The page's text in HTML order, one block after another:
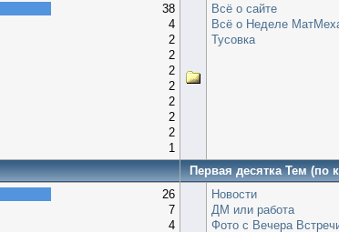
38
4
2
2
2
2
2
2
2
1
Всё о сайте
Всё о Неделе
Тусовка
Первая десятка Тем (по
26
7
4
Новости
ДМ или работа
Фото с Вечера